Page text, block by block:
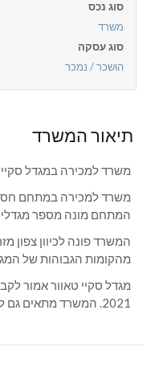
סוג נכס
משרד
סוג עסקה
הושכר / נמכר
תיאור המשרד
משרד למכירה במגדל
משרד למכירה במתחם
המתחם מונה מספר מגדלי
המשרד פונה לכיוון
מהקומות הגבוהות של
2021. המשרד מתאים גם לשימוש עצמי וגם להשקעה.